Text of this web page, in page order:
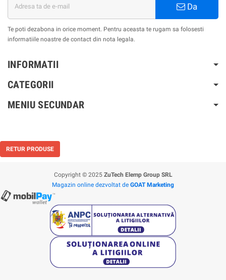
Da
Te poti dezabona in orice moment. Pentru aceasta te rugam sa folosesti
informatiile noastre de contact din nota legala.
INFORMATII
CATEGORII
MENIU SECUNDAR
RETUR PRODUSE
Copyright © 2025 ZuTech Elemp Group SRL
Magazin online dezvoltat de GOAT Marketing